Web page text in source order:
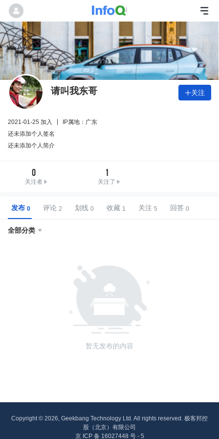
请叫我东哥 关注
2021-01-25 加入
IP属地：广东
还未添加个人签名
还未添加个人简介
0
关注者
1
关注了
发布 评论 划线 收藏 关注 回答
全部分类 
暂无发布的内容
Copyright © 2026, Geekbang Technology Ltd. All rights reserved. 极客邦控
股（北京）有限公司
京 ICP 备 16027448 号 - 5